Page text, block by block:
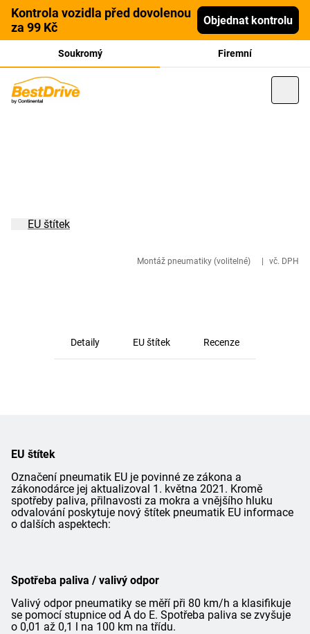
Kontrola vozidla před dovolenou
za 99 Kč
Objednat kontrolu
Soukromý Firemní
Montáž pneumatiky (volitelné) vč. DPH
EU štítek
Detaily EU štítek Recenze
EU štítek
Označení pneumatik EU je povinné ze zákona a
zákonodárce jej aktualizoval 1. května 2021. Kromě
spotřeby paliva, přilnavosti za mokra a vnějšího hluku
odvalování poskytuje nový štítek pneumatik EU informace
o dalších aspektech:
Spotřeba paliva / valivý odpor
Valivý odpor pneumatiky se měří při 80 km/h a klasifikuje
se pomocí stupnice od A do E. Spotřeba paliva se zvyšuje
o 0,01 až 0,1 l na 100 km na třídu.